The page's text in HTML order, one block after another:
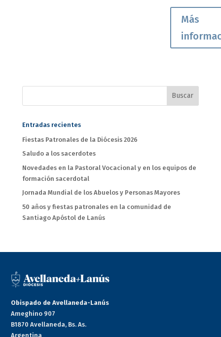
Más
Entradas recientes
Fiestas Patronales de la Diócesis 2026
Saludo a los sacerdotes
Novedades en la Pastoral Vocacional y en los equipos de
formación sacerdotal
Jornada Mundial de los Abuelos y Personas Mayores
50 años y fiestas patronales en la comunidad de
Santiago Apóstol de Lanús
Obispado de Avellaneda-Lanús
Ameghino 907
B1870 Avellaneda, Bs. As.
Argentina